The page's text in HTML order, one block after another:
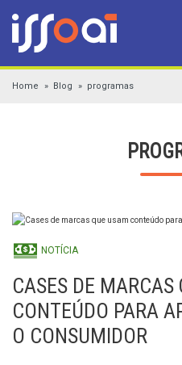
Home Blog programas
NOTÍCIA
CASES DE MARCAS
CONTEÚDO PARA
O CONSUMIDOR